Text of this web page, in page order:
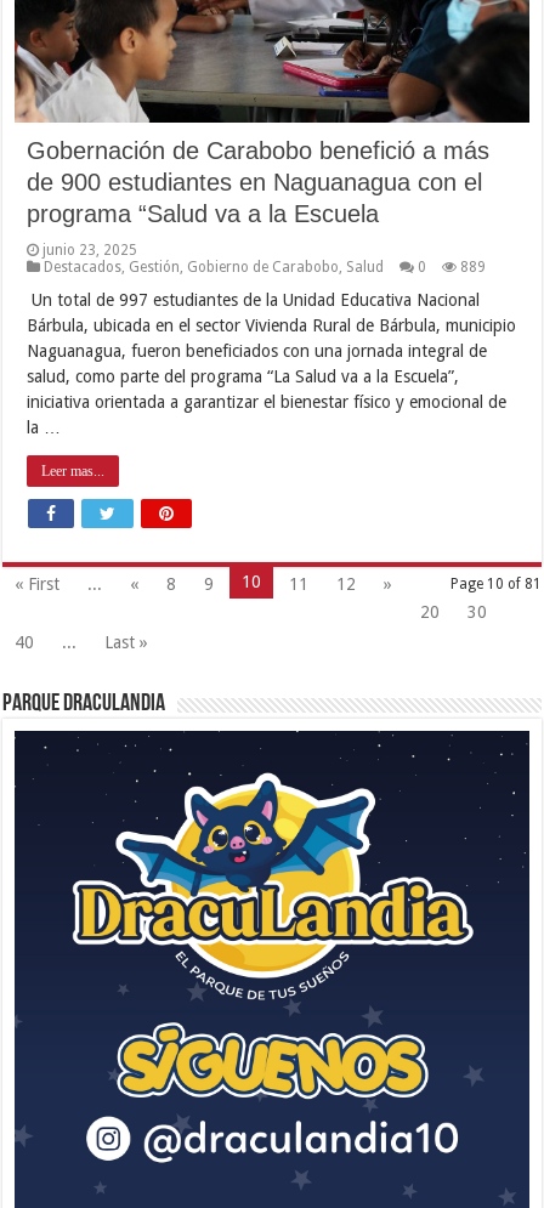
Gobernación de Carabobo benefició a más
de 900 estudiantes en Naguanagua con el
programa “Salud va a la Escuela
junio 23, 2025
Destacados, Gestión, Gobierno de Carabobo, Salud 0 889
Un total de 997 estudiantes de la Unidad Educativa Nacional
Bárbula, ubicada en el sector Vivienda Rural de Bárbula, municipio
Naguanagua, fueron beneficiados con una jornada integral de
salud, como parte del programa “La Salud va a la Escuela”,
iniciativa orientada a garantizar el bienestar físico y emocional de
la …
Leer mas...
Page 10 of 81
« First ... « 8 9 10 11 12
»
20
30
40
... Last »
Parque Draculandia